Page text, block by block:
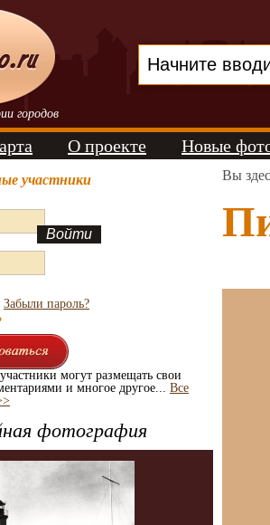
городов
О проекте Новые
участники
Забыли пароль?
могут размещать свои
и многое другое... Все
фотография
Вы